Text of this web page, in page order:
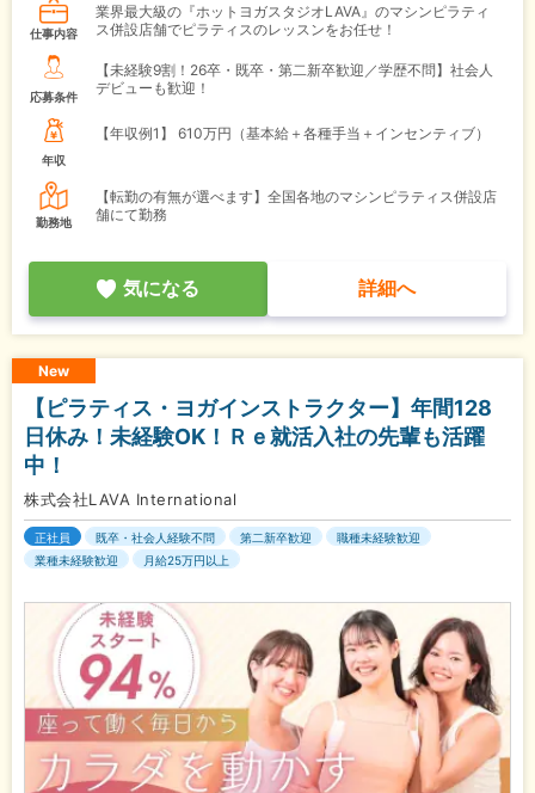
仕事内容
業界最大級の『ホットヨガスタジオLAVA』のマシンピラティ
ス併設店舗でピラティスのレッスンをお任せ！
応募条件
【未経験9割！26卒・既卒・第二新卒歓迎／学歴不問】社会人
デビューも歓迎！
年収
【年収例1】 610万円（基本給＋各種手当＋インセンティブ）
勤務地
【転勤の有無が選べます】全国各地のマシンピラティス併設店
舗にて勤務
気になる 詳細へ
New
【ピラティス・ヨガインストラクター】年間128
日休み！未経験OK！Ｒｅ就活入社の先輩も活躍
中！
株式会社LAVA International
正社員 既卒・社会人経験不問 第二新卒歓迎
職種未経験歓迎
業種未経験歓迎
月給25万円以上